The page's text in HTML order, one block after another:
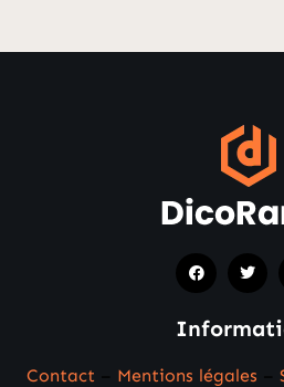
Contact Mentions légales